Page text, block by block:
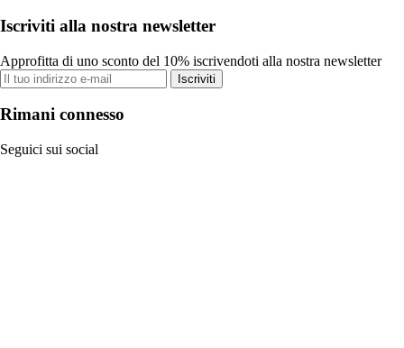
Iscriviti alla nostra newsletter
Approfitta di uno sconto del 10% iscrivendoti alla nostra newsletter
Iscriviti
Rimani connesso
Seguici sui social